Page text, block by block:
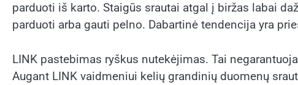
parduoti iš karto. Staigūs srautai atgal į biržas labai
parduoti arba gauti pelno. Dabartinė tendencija yra
LINK pastebimas ryškus nutekėjimas. Tai
Augant LINK vaidmeniui kelių grandinių duomenų